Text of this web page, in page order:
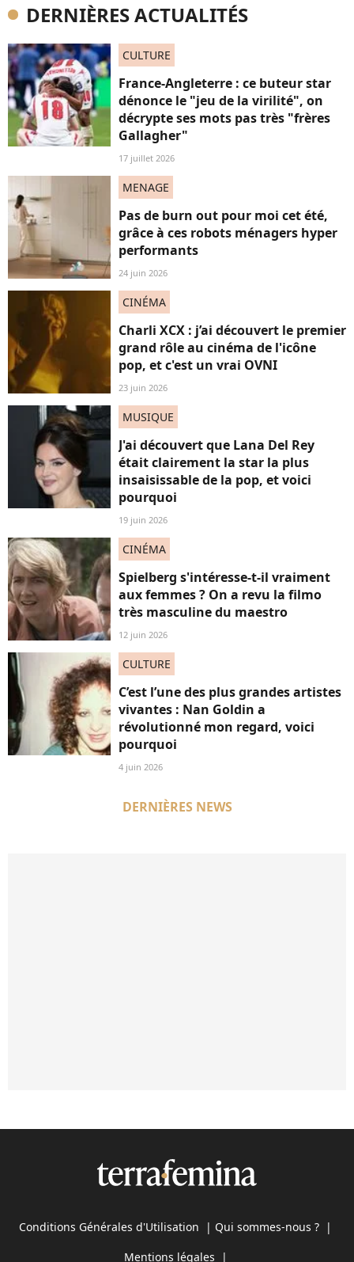
DERNIÈRES ACTUALITÉS
CULTURE
France-Angleterre : ce buteur star
dénonce le "jeu de la virilité", on
décrypte ses mots pas très "frères
Gallagher"
17 juillet 2026
MENAGE
Pas de burn out pour moi cet été,
grâce à ces robots ménagers hyper
performants
24 juin 2026
CINÉMA
Charli XCX : j’ai découvert le premier
grand rôle au cinéma de l'icône
pop, et c'est un vrai OVNI
23 juin 2026
MUSIQUE
J'ai découvert que Lana Del Rey
était clairement la star la plus
insaisissable de la pop, et voici
pourquoi
19 juin 2026
CINÉMA
Spielberg s'intéresse-t-il vraiment
aux femmes ? On a revu la filmo
très masculine du maestro
12 juin 2026
CULTURE
C’est l’une des plus grandes artistes
vivantes : Nan Goldin a
révolutionné mon regard, voici
pourquoi
4 juin 2026
DERNIÈRES NEWS
Conditions Générales d'Utilisation | Qui sommes-nous ? |
Mentions légales |